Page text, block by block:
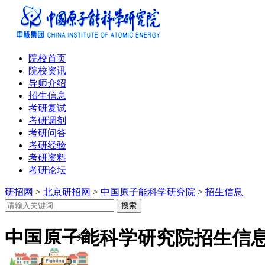
院校首页
院校资讯
导师介绍
招生信息
考研复试
考研调剂
考研问答
考研经验
考研资料
考研论坛
研招网 > 北京研招网 > 中国原子能科学研究院 > 招生信息
中国原子能科学研究院招生信
× 关闭